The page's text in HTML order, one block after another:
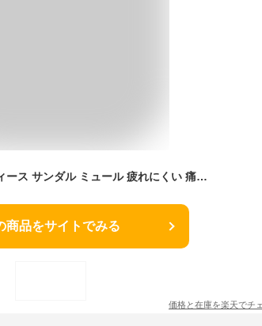
ブリリアンシイ レディース サンダル ミュール 疲れにくい 痛くない 歩きやすい 柔らかい オフィス ナース 社内 軽量 3E 衝撃吸収 黒 330 331 333
商品をサイトでみる
価格と在庫を楽天でチ